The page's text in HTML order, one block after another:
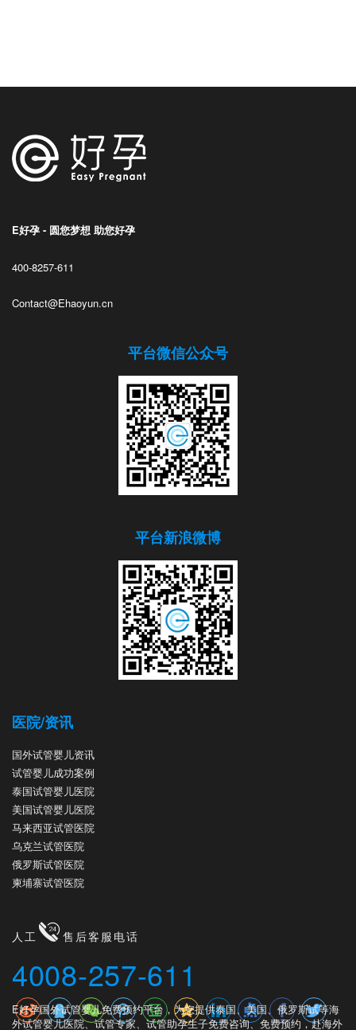
E好孕 - 圆您梦想 助您好孕
400-8257-611
Contact@Ehaoyun.cn
平台微信公众号
平台新浪微博
医院/资讯
国外试管婴儿资讯
试管婴儿成功案例
泰国试管婴儿医院
美国试管婴儿医院
马来西亚试管医院
乌克兰试管医院
俄罗斯试管医院
柬埔寨试管医院
人工 售后客服电话
4008-257-611
E好孕国外试管婴儿免费预约平台，为您提供泰国、美国、俄罗斯试等海
外试管婴儿医院、试管专家、试管助孕生子免费咨询、免费预约，赴海外